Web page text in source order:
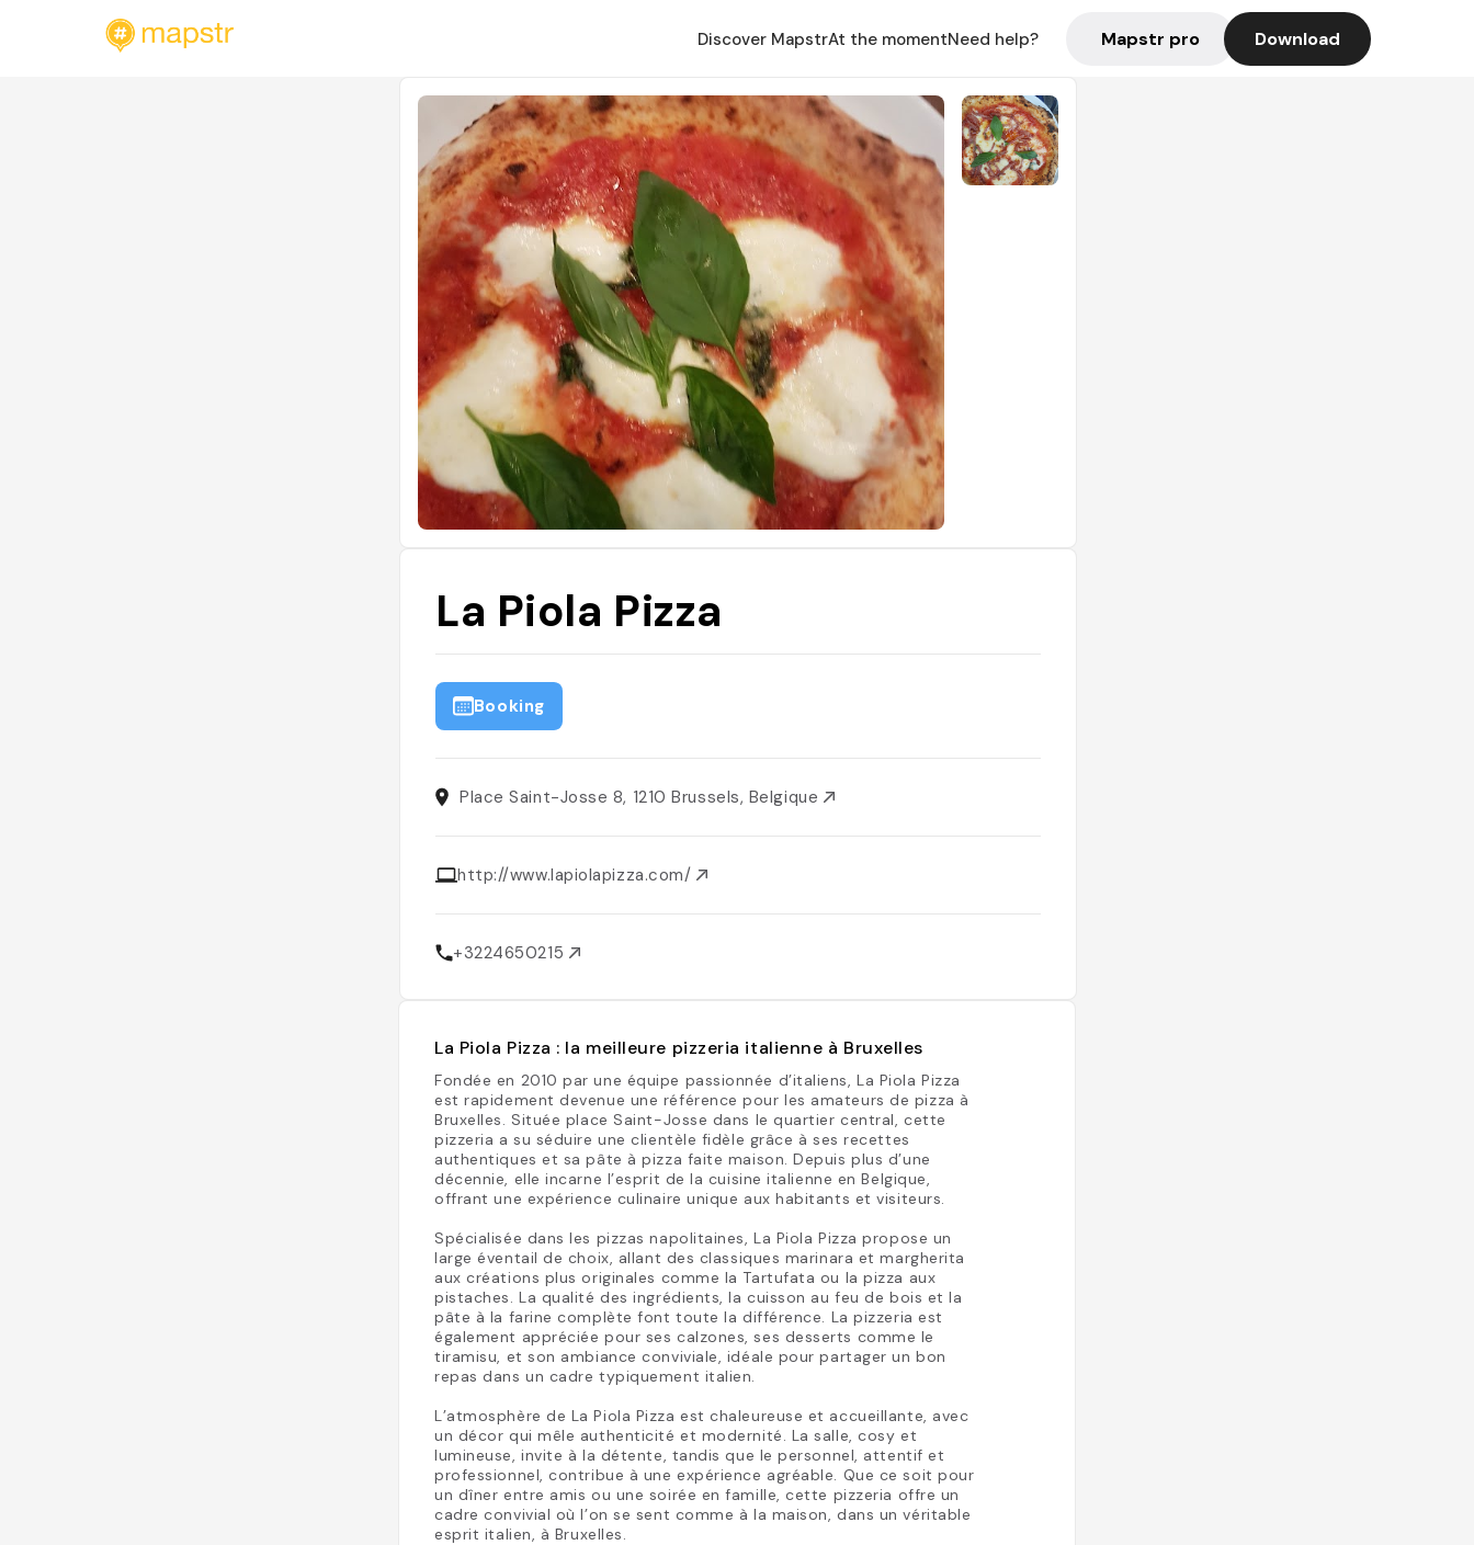
Discover MapstrAt the momentNeed help? Mapstr pro Download
La Piola Pizza
Booking
Place Saint-Josse 8, 1210 Brussels, Belgique
http://www.lapiolapizza.com/
+3224650215
La Piola Pizza : la meilleure pizzeria italienne à Bruxelles
Fondée en 2010 par une équipe passionnée d’italiens, La Piola Pizza
est rapidement devenue une référence pour les amateurs de pizza à
Bruxelles. Située place Saint-Josse dans le quartier central, cette
pizzeria a su séduire une clientèle fidèle grâce à ses recettes
authentiques et sa pâte à pizza faite maison. Depuis plus d’une
décennie, elle incarne l’esprit de la cuisine italienne en Belgique,
offrant une expérience culinaire unique aux habitants et visiteurs.
Spécialisée dans les pizzas napolitaines, La Piola Pizza propose un
large éventail de choix, allant des classiques marinara et margherita
aux créations plus originales comme la Tartufata ou la pizza aux
pistaches. La qualité des ingrédients, la cuisson au feu de bois et la
pâte à la farine complète font toute la différence. La pizzeria est
également appréciée pour ses calzones, ses desserts comme le
tiramisu, et son ambiance conviviale, idéale pour partager un bon
repas dans un cadre typiquement italien.
L’atmosphère de La Piola Pizza est chaleureuse et accueillante, avec
un décor qui mêle authenticité et modernité. La salle, cosy et
lumineuse, invite à la détente, tandis que le personnel, attentif et
professionnel, contribue à une expérience agréable. Que ce soit pour
un dîner entre amis ou une soirée en famille, cette pizzeria offre un
cadre convivial où l’on se sent comme à la maison, dans un véritable
esprit italien, à Bruxelles.